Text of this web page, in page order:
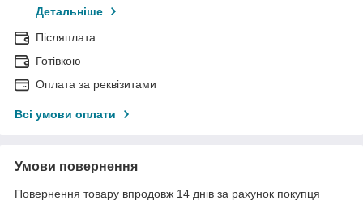
Детальніше
Післяплата
Готівкою
Оплата за реквізитами
Всі умови оплати
Умови повернення
Повернення товару впродовж 14 днів за рахунок покупця